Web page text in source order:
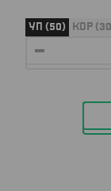
УП (50) КОР